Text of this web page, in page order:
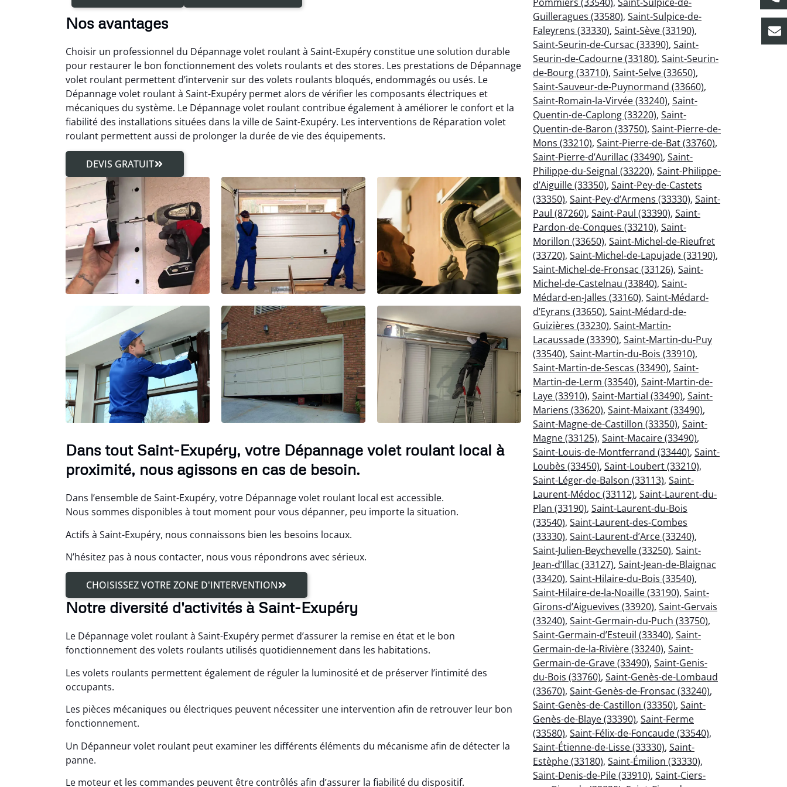
Nos avantages
Choisir un professionnel du Dépannage volet roulant à Saint-Exupéry constitue une solution durable
pour restaurer le bon fonctionnement des volets roulants et des stores. Les prestations de Dépannage
volet roulant permettent d’intervenir sur des volets roulants bloqués, endommagés ou usés. Le
Dépannage volet roulant à Saint-Exupéry permet alors de vérifier les composants électriques et
mécaniques du système. Le Dépannage volet roulant contribue également à améliorer le confort et la
fiabilité des installations situées dans la ville de Saint-Exupéry. Les interventions de Réparation volet
roulant permettent aussi de prolonger la durée de vie des équipements.
DEVIS GRATUIT
Dans tout Saint-Exupéry, votre Dépannage volet roulant local à
proximité, nous agissons en cas de besoin.
Dans l’ensemble de Saint-Exupéry, votre Dépannage volet roulant local est accessible.
Nous sommes disponibles à tout moment pour vous dépanner, peu importe la situation.
Actifs à Saint-Exupéry, nous connaissons bien les besoins locaux.
N’hésitez pas à nous contacter, nous vous répondrons avec sérieux.
CHOISISSEZ VOTRE ZONE D'INTERVENTION
Notre diversité d'activités à Saint-Exupéry
Le Dépannage volet roulant à Saint-Exupéry permet d’assurer la remise en état et le bon
fonctionnement des volets roulants utilisés quotidiennement dans les habitations.
Les volets roulants permettent également de réguler la luminosité et de préserver l’intimité des
occupants.
Les pièces mécaniques ou électriques peuvent nécessiter une intervention afin de retrouver leur bon
fonctionnement.
Un Dépanneur volet roulant peut examiner les différents éléments du mécanisme afin de détecter la
panne.
Le moteur et les commandes peuvent être contrôlés afin d’assurer la fiabilité du dispositif.
Guilleragues (33580), Saint-Sulpice-de-
Faleyrens (33330), Saint-Sève (33190),
Saint-Seurin-de-Cursac (33390), Saint-
Seurin-de-Cadourne (33180), Saint-Seurin-
de-Bourg (33710), Saint-Selve (33650),
Saint-Sauveur-de-Puynormand (33660),
Saint-Romain-la-Virvée (33240), Saint-
Quentin-de-Caplong (33220), Saint-
Quentin-de-Baron (33750), Saint-Pierre-de-
Mons (33210), Saint-Pierre-de-Bat (33760),
Saint-Pierre-d’Aurillac (33490), Saint-
Philippe-du-Seignal (33220), Saint-Philippe-
d’Aiguille (33350), Saint-Pey-de-Castets
(33350), Saint-Pey-d’Armens (33330), Saint-
Paul (87260), Saint-Paul (33390), Saint-
Pardon-de-Conques (33210), Saint-
Morillon (33650), Saint-Michel-de-Rieufret
(33720), Saint-Michel-de-Lapujade (33190),
Saint-Michel-de-Fronsac (33126), Saint-
Michel-de-Castelnau (33840), Saint-
Médard-en-Jalles (33160), Saint-Médard-
d’Eyrans (33650), Saint-Médard-de-
Guizières (33230), Saint-Martin-
Lacaussade (33390), Saint-Martin-du-Puy
(33540), Saint-Martin-du-Bois (33910),
Saint-Martin-de-Sescas (33490), Saint-
Martin-de-Lerm (33540), Saint-Martin-de-
Laye (33910), Saint-Martial (33490), Saint-
Mariens (33620), Saint-Maixant (33490),
Saint-Magne-de-Castillon (33350), Saint-
Magne (33125), Saint-Macaire (33490),
Saint-Louis-de-Montferrand (33440), Saint-
Loubès (33450), Saint-Loubert (33210),
Saint-Léger-de-Balson (33113), Saint-
Laurent-Médoc (33112), Saint-Laurent-du-
Plan (33190), Saint-Laurent-du-Bois
(33540), Saint-Laurent-des-Combes
(33330), Saint-Laurent-d’Arce (33240),
Saint-Julien-Beychevelle (33250), Saint-
Jean-d’Illac (33127), Saint-Jean-de-Blaignac
(33420), Saint-Hilaire-du-Bois (33540),
Saint-Hilaire-de-la-Noaille (33190), Saint-
Girons-d’Aiguevives (33920), Saint-Gervais
(33240), Saint-Germain-du-Puch (33750),
Saint-Germain-d’Esteuil (33340), Saint-
Germain-de-la-Rivière (33240), Saint-
Germain-de-Grave (33490), Saint-Genis-
du-Bois (33760), Saint-Genès-de-Lombaud
(33670), Saint-Genès-de-Fronsac (33240),
Saint-Genès-de-Castillon (33350), Saint-
Genès-de-Blaye (33390), Saint-Ferme
(33580), Saint-Félix-de-Foncaude (33540),
Saint-Étienne-de-Lisse (33330), Saint-
Estèphe (33180), Saint-Émilion (33330),
Saint-Denis-de-Pile (33910), Saint-Ciers-